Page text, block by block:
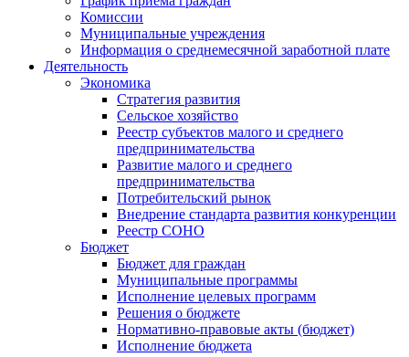
Комиссии
Муниципальные учреждения
Информация о среднемесячной заработной плате
Деятельность
Экономика
Стратегия развития
Сельское хозяйство
Реестр субъектов малого и среднего
предпринимательства
Развитие малого и среднего
предпринимательства
Потребительский рынок
Внедрение стандарта развития конкуренции
Реестр СОНО
Бюджет
Бюджет для граждан
Муниципальные программы
Исполнение целевых программ
Решения о бюджете
Нормативно-правовые акты (бюджет)
Исполнение бюджета